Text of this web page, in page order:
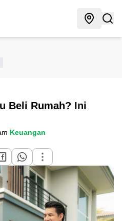
Beli Rumah? Ini
Keuangan